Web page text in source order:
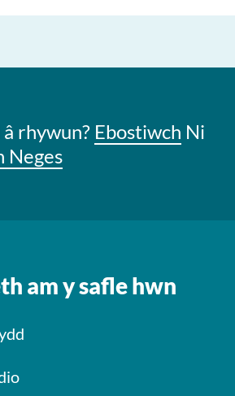
rhywun? Ebostiwch Ni
Neges
am y safle hwn